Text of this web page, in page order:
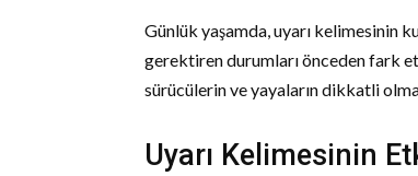
Günlük yaşamda, uyarı kelimesinin
gerektiren durumları önceden fark
sürücülerin ve yayaların dikkatli
Uyarı Kelimesinin